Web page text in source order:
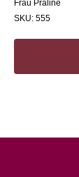
Frau Praline
SKU: 555